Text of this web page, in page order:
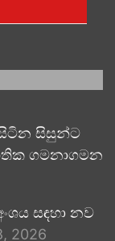
සිසුන්ට
ගමනාගමන
සඳහා නව
2026